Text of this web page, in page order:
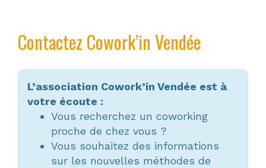
Contactez Cowork’in Vendée
L’association Cowork’in Vendée est à
votre écoute :
Vous recherchez un coworking
proche de chez vous ?
Vous souhaitez des informations
sur les nouvelles méthodes de